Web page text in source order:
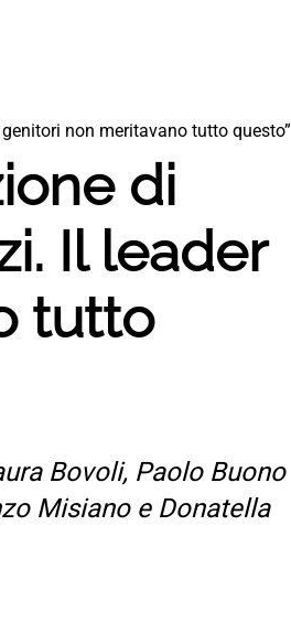
non meritavano tutto questo”
di
Il leader
tutto
Bovoli, Paolo Buono
Misiano e Donatella